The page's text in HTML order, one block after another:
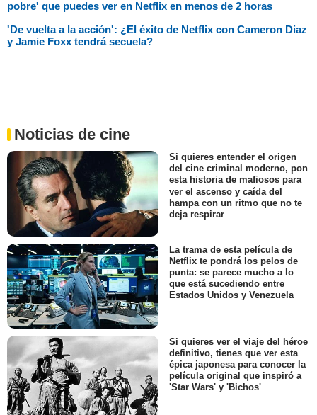
pobre' que puedes ver en Netflix en menos de 2 horas
'De vuelta a la acción': ¿El éxito de Netflix con Cameron Diaz
y Jamie Foxx tendrá secuela?
Noticias de cine
Si quieres entender el origen
del cine criminal moderno, pon
esta historia de mafiosos para
ver el ascenso y caída del
hampa con un ritmo que no te
deja respirar
La trama de esta película de
Netflix te pondrá los pelos de
punta: se parece mucho a lo
que está sucediendo entre
Estados Unidos y Venezuela
Si quieres ver el viaje del héroe
definitivo, tienes que ver esta
épica japonesa para conocer la
película original que inspiró a
'Star Wars' y 'Bichos'